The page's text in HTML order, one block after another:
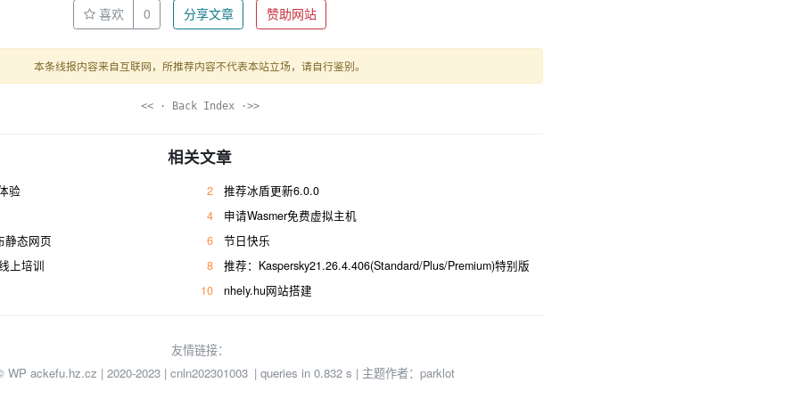
喜欢 0 分享文章 赞助网站
本条线报内容来自互联网，所推荐内容不代表本站立场，请自行鉴别。
<< · Back Index ·>>
相关文章
验 2
推荐冰盾更新6.0.0
4
申请Wasmer免费虚拟主机
静态网页
6
节日快乐
上培训
8
推荐：Kaspersky21.26.4.406(Standard/Plus/Premium)特别版
10
nhely.hu网站搭建
友情链接：
WP ackefu.hz.cz | 2020-2023 |cnln202301003 | queries in 0.832 s | 主题作者： parklot